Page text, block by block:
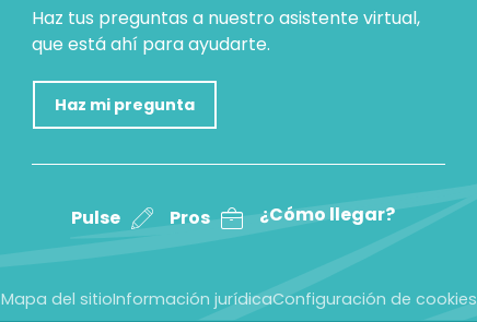
Haz tus preguntas a nuestro asistente virtual,
que está ahí para ayudarte.
Haz mi pregunta
Pulse Pros ¿Cómo llegar?
Mapa del sitioInformación jurídicaConfiguración de cookies